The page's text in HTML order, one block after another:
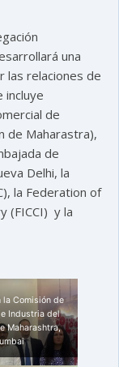
una
las relaciones de
incluye
de
de Maharastra),
de
Delhi, la
la Federation of
(FICCI) y la
la Comisión de
Industria del
Maharashtra,